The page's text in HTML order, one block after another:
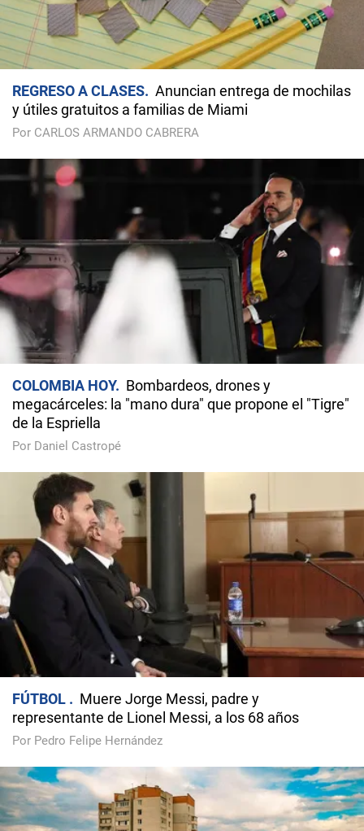
REGRESO A CLASES
Anuncian entrega de mochilas
y útiles gratuitos a familias de Miami
Por CARLOS ARMANDO CABRERA
COLOMBIA HOY
Bombardeos, drones y
megacárceles: la "mano dura" que propone el "Tigre"
de la Espriella
Por Daniel Castropé
FÚTBOL
Muere Jorge Messi, padre y
representante de Lionel Messi, a los 68 años
Por Pedro Felipe Hernández